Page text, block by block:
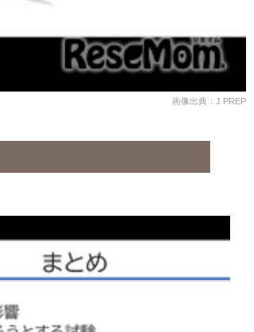
画像出典：J PREP